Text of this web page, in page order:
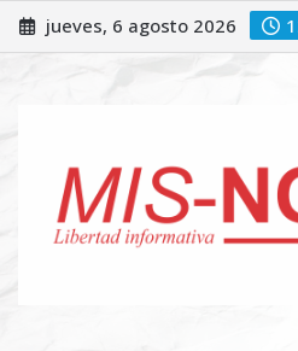
Skip
to
jueves, 6 agosto 2026